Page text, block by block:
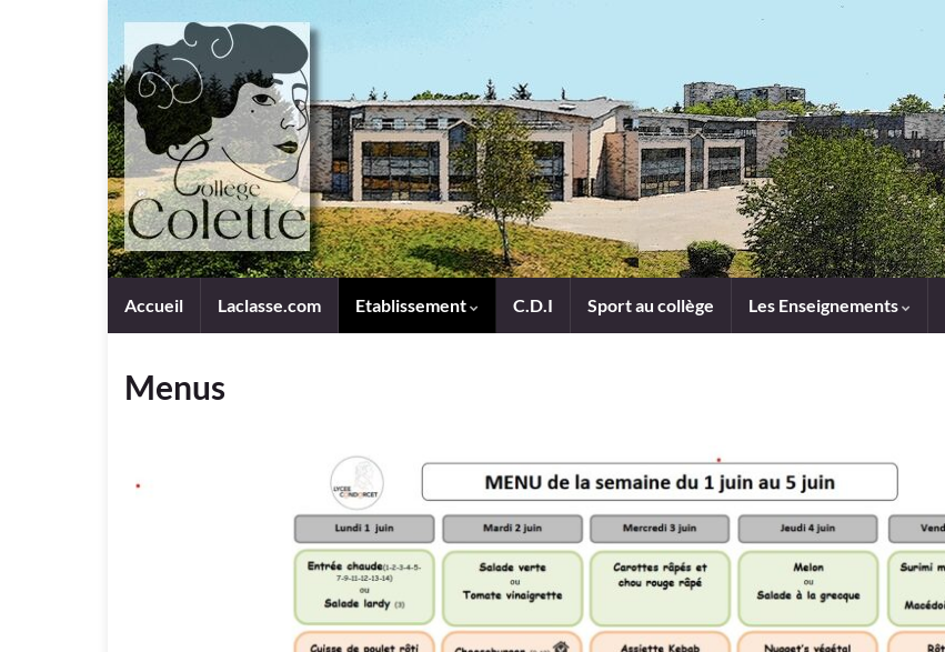
Accueil Laclasse.com Etablissement C.D.I Sport au collège Les Enseignements
Menus